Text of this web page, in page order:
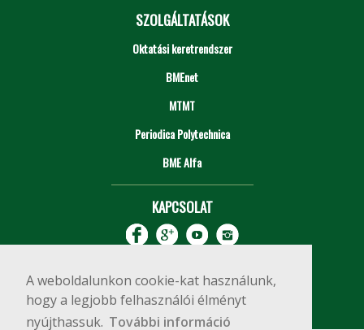
A weboldalunkon cookie-kat használunk,
hogy a legjobb felhasználói élményt
nyújthassuk. További információ
SZOLGÁLTATÁSOK
Oktatási keretrendszer
BMEnet
MTMT
Periodica Polytechnica
BME Alfa
KAPCSOLAT